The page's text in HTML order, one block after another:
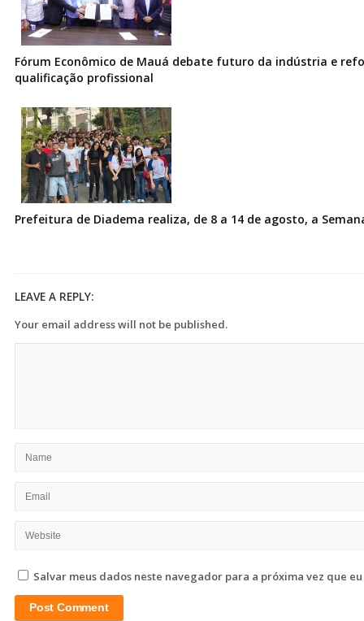
Fórum Econômico de Mauá debate futuro da indústria e
qualificação profissional
Prefeitura de Diadema realiza, de 8 a 14 de agosto, a
LEAVE A REPLY:
Your email address will not be published.
Salvar meus dados neste navegador para a próxima vez que